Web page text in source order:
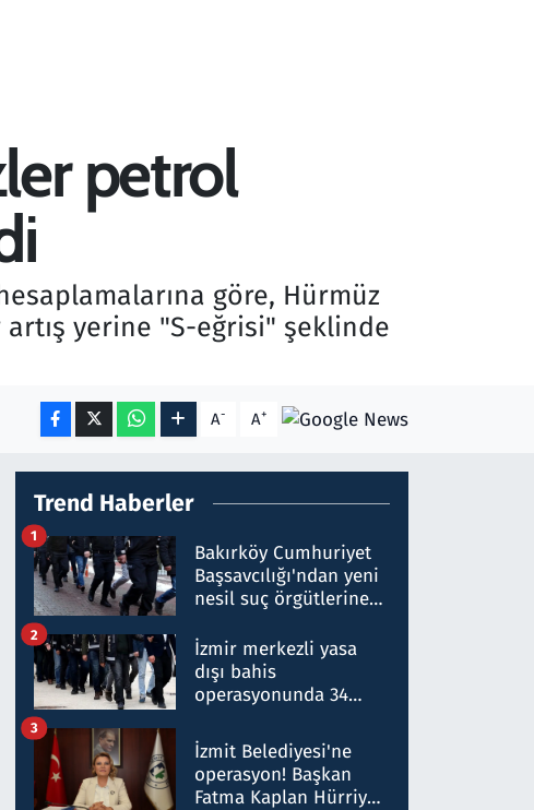
petrol
göre, Hürmüz
yerine "S-eğrisi" şeklinde
A- A+
Trend Haberler
Bakırköy Cumhuriyet
Başsavcılığı'ndan yeni
nesil suç örgütlerine
hakkında gözaltı kararı
1
İzmir merkezli yasa
dışı bahis
operasyonunda 34
Milyar liralık para
trafiği tespit edildi
2
İzmit Belediyesi'ne
operasyon! Başkan
Fatma Kaplan Hürriyet
3